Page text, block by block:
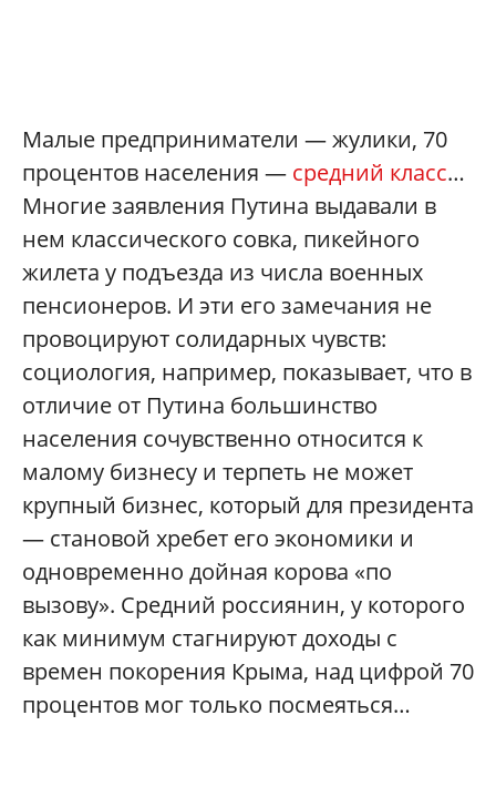
Малые предприниматели — жулики, 70
процентов населения — средний класс…
Многие заявления Путина выдавали в
нем классического совка, пикейного
жилета у подъезда из числа военных
пенсионеров. И эти его замечания не
провоцируют солидарных чувств:
социология, например, показывает, что в
отличие от Путина большинство
населения сочувственно относится к
малому бизнесу и терпеть не может
крупный бизнес, который для президента
— становой хребет его экономики и
одновременно дойная корова «по
вызову». Средний россиянин, у которого
как минимум стагнируют доходы с
времен покорения Крыма, над цифрой 70
процентов мог только посмеяться…